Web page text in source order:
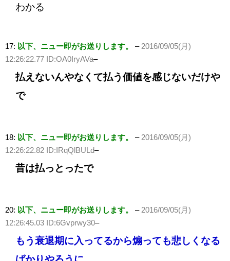
わかる
17: 以下、ニュー即がお送りします。 –2016/09/05(月)
12:26:22.77 ID:OA0IryAVa–
払えないんやなくて払う価値を感じないだけや
で
18: 以下、ニュー即がお送りします。 –2016/09/05(月)
12:26:22.82 ID:IRqQlBULd–
昔は払っとったで
20: 以下、ニュー即がお送りします。 –2016/09/05(月)
12:26:45.03 ID:6Gvprwy30–
もう衰退期に入ってるから煽っても悲しくなる